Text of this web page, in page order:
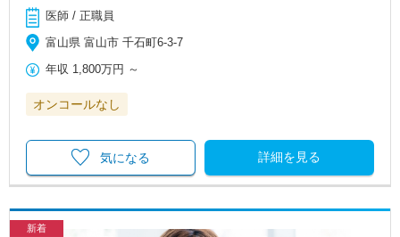
医師 / 正職員
富山県 富山市 千石町6-3-7
年収 1,800万円 ～
オンコールなし
詳細を見る
気になる
新着